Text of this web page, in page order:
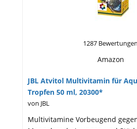
1287 Bewertungen
Amazon
JBL Atvitol Multivitamin für
Tropfen 50 ml, 20300*
von JBL
Multivitamine Vorbeugend